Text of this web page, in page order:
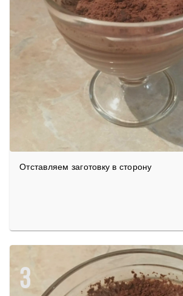
Отставляем заготовку в сторону
3